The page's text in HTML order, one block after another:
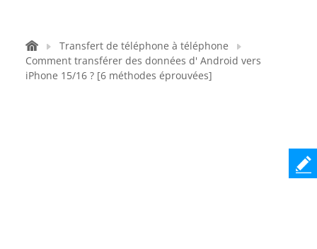
Transfert de téléphone à téléphone
Comment transférer des données d' Android vers
iPhone 15/16 ? [6 méthodes éprouvées]